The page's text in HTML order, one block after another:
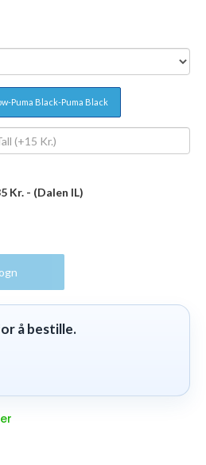
Puma Black-Puma Black
Kr. - (Dalen IL)
å bestille.